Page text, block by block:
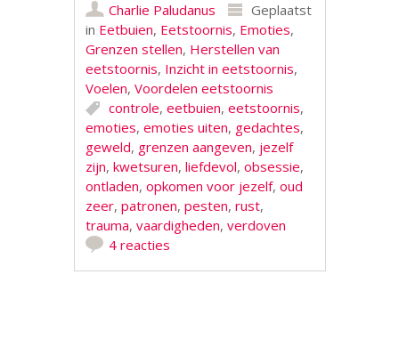
Charlie Paludanus
Geplaatst
in Eetbuien, Eetstoornis, Emoties,
Grenzen stellen, Herstellen van
eetstoornis, Inzicht in eetstoornis,
Voelen,Voordelen eetstoornis
controle,eetbuien,eetstoornis,
emoties,emoties uiten, gedachtes,
geweld, grenzen aangeven, jezelf
zijn,kwetsuren,liefdevol,obsessie,
ontladen,opkomen voor jezelf,oud
zeer,patronen,pesten,rust,
trauma,vaardigheden,verdoven
4 reacties